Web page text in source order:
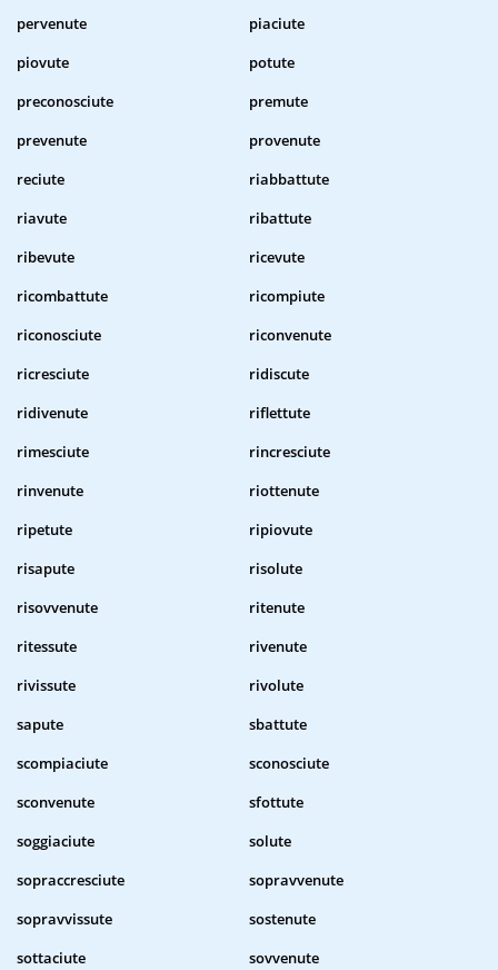
pervenute
piaciute
piovute
potute
preconosciute
premute
prevenute
provenute
reciute
riabbattute
riavute
ribattute
ribevute
ricevute
ricombattute
ricompiute
riconosciute
riconvenute
ricresciute
ridiscute
ridivenute
riflettute
rimesciute
rincresciute
rinvenute
riottenute
ripetute
ripiovute
risapute
risolute
risovvenute
ritenute
ritessute
rivenute
rivissute
rivolute
sapute
sbattute
scompiaciute
sconosciute
sconvenute
sfottute
soggiaciute
solute
sopraccresciute
sopravvenute
sopravvissute
sostenute
sottaciute
sovvenute